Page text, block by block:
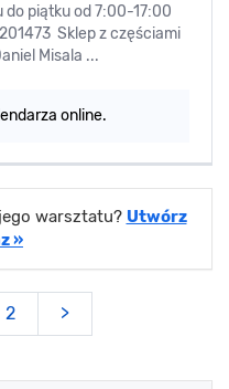
do piątku od 7:00-17:00
Sklep z częściami
Misala ...
online.
warsztatu? Utwórz
»
2 >